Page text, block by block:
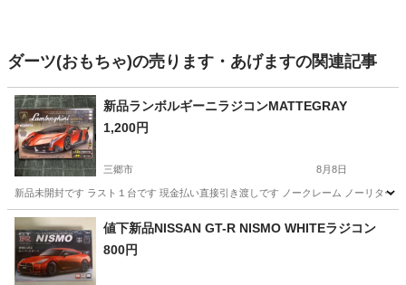
ダーツ(おもちゃ)の売ります・あげますの関連記事
新品ランボルギーニラジコンMATTEGRAY
1,200円
三郷市 8月8日
新品未開封です ラスト１台です 現金払い直接引き渡しです ノークレーム ノーリター
埼玉 三郷市 ラジコン
値下新品NISSAN GT-R NISMO WHITEラジコン
800円